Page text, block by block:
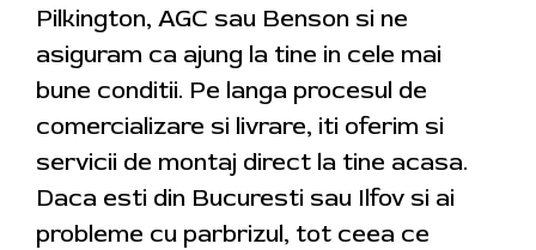
Pilkington, AGC sau Benson si ne
asiguram ca ajung la tine in cele mai
bune conditii. Pe langa procesul de
comercializare si livrare, iti oferim si
servicii de montaj direct la tine acasa.
Daca esti din Bucuresti sau Ilfov si ai
probleme cu parbrizul, tot ceea ce